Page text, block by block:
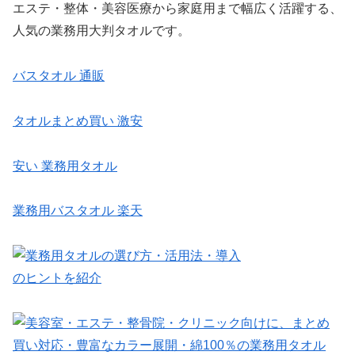
エステ・整体・美容医療から家庭用まで幅広く活躍する、
人気の業務用大判タオルです。
バスタオル 通販
タオルまとめ買い 激安
安い 業務用タオル
業務用バスタオル 楽天